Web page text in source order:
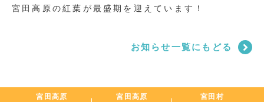
宮田高原の紅葉が最盛期を迎えています！
お知らせ一覧にもどる
宮田高原
宮田高原
宮田村